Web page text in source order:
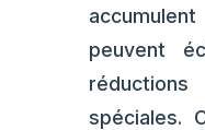
peuvent
spéciales.